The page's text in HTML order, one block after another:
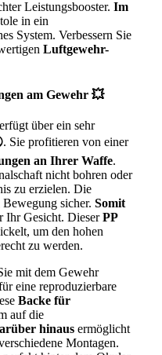
Leistungsbooster. Im
in ein
System. Verbessern Sie
Luftgewehr-
am Gewehr 💥
über ein sehr
Sie profitieren von einer
an Ihrer Waffe.
nicht bohren oder
zu erzielen. Die
sicher. Somit
Ihr Gesicht. DieserPP
um den hohen
zu werden.
mit dem Gewehr
eine reproduzierbare
Backe für
auf die
hinaus ermöglicht
Montagen.